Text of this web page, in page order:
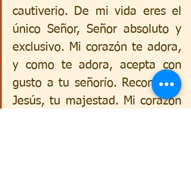
cautiverio. De mi vida eres el
único Señor, Señor absoluto y
exclusivo. Mi corazón te adora,
y como te adora, acepta con
gusto a tu señorío. Reconozco,
Jesús, tu majestad. Mi corazón